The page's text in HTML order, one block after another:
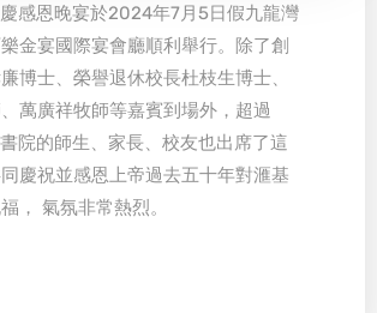
感恩晚宴於2024年7月5日假九龍灣
金宴國際宴會廳順利舉行。除了創
博士、榮譽退休校長杜枝生博士、
萬廣祥牧師等嘉賓到場外，超過
院的師生、家長、校友也出席了這
慶祝並感恩上帝過去五十年對滙基
， 氣氛非常熱烈。